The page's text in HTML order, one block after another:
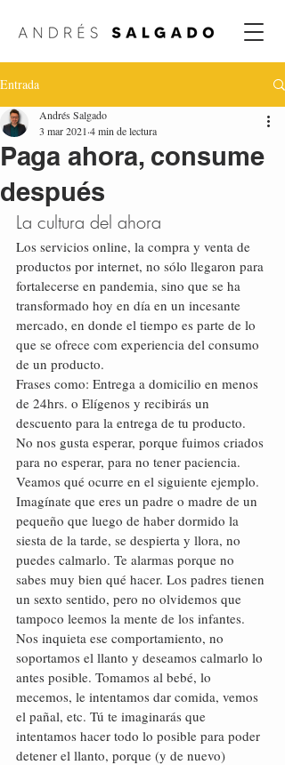
Entrada
Paga ahora, consume
después
Andrés Salgado
3 mar 2021 4 min de lectura
La cultura del ahora
Los servicios online, la compra y venta de
productos por internet, no sólo llegaron para
fortalecerse en pandemia, sino que se ha
transformado hoy en día en un incesante
mercado, en donde el tiempo es parte de lo
que se ofrece com experiencia del consumo
de un producto.
Frases como: Entrega a domicilio en menos
de 24hrs. o Elígenos y recibirás un
descuento para la entrega de tu producto.
No nos gusta esperar, porque fuimos criados
para no esperar, para no tener paciencia.
Veamos qué ocurre en el siguiente ejemplo.
Imagínate que eres un padre o madre de un
pequeño que luego de haber dormido la
siesta de la tarde, se despierta y llora, no
puedes calmarlo. Te alarmas porque no
sabes muy bien qué hacer. Los padres tienen
un sexto sentido, pero no olvidemos que
tampoco leemos la mente de los infantes.
Nos inquieta ese comportamiento, no
soportamos el llanto y deseamos calmarlo lo
antes posible. Tomamos al bebé, lo
mecemos, le intentamos dar comida, vemos
el pañal, etc. Tú te imaginarás que
intentamos hacer todo lo posible para poder
detener el llanto, porque (y de nuevo)